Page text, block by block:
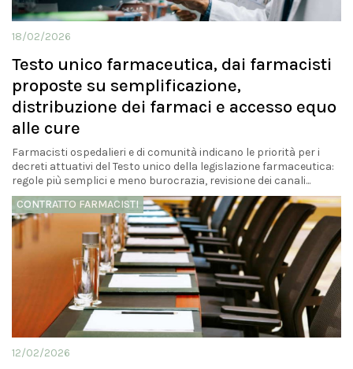
18/02/2026
Testo unico farmaceutica, dai farmacisti
proposte su semplificazione,
distribuzione dei farmaci e accesso equo
alle cure
Farmacisti ospedalieri e di comunità indicano le priorità per i
decreti attuativi del Testo unico della legislazione farmaceutica:
regole più semplici e meno burocrazia, revisione dei canali...
CONTRATTO FARMACISTI
12/02/2026